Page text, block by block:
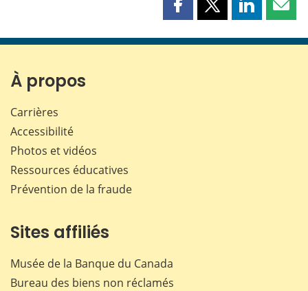
Partager
page
Partager
page
Partager
page page
À propos
Carrières
Accessibilité
Photos et vidéos
Ressources éducatives
Prévention de la fraude
Sites affiliés
Musée de la Banque du Canada
Bureau des biens non réclamés